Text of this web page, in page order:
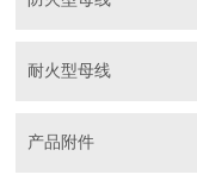
耐火型母线
产品附件